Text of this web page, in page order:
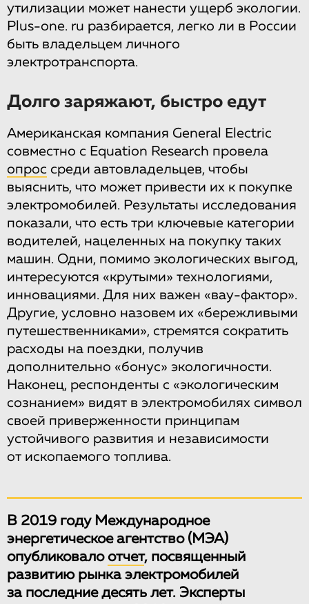
утилизации может нанести ущерб экологии.
Plus-one. ru разбирается, легко ли в России
быть владельцем личного
электротранспорта.
Долго заряжают, быстро едут
Американская компания General Electric
совместно с Equation Research провела
опрос среди автовладельцев, чтобы
выяснить, что может привести их к покупке
электромобилей. Результаты исследования
показали, что есть три ключевые категории
водителей, нацеленных на покупку таких
машин. Одни, помимо экологических выгод,
интересуются «крутыми» технологиями,
инновациями. Для них важен «вау-фактор».
Другие, условно назовем их «бережливыми
путешественниками», стремятся сократить
расходы на поездки, получив
дополнительно «бонус» экологичности.
Наконец, респонденты с «экологическим
сознанием» видят в электромобилях символ
своей приверженности принципам
устойчивого развития и независимости
от ископаемого топлива.
В 2019 году Международное
энергетическое агентство (МЭА)
опубликовалоотчет, посвященный
развитию рынка электромобилей
за последние десять лет. Эксперты